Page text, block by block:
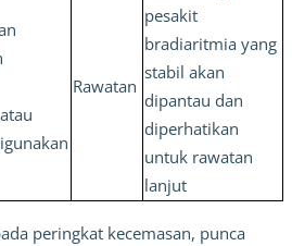
Rawatan
pesakit
bradiaritmia yang
stabil akan
dipantau dan
diperhatikan
untuk rawatan
lanjut
peringkat kecemasan, punca